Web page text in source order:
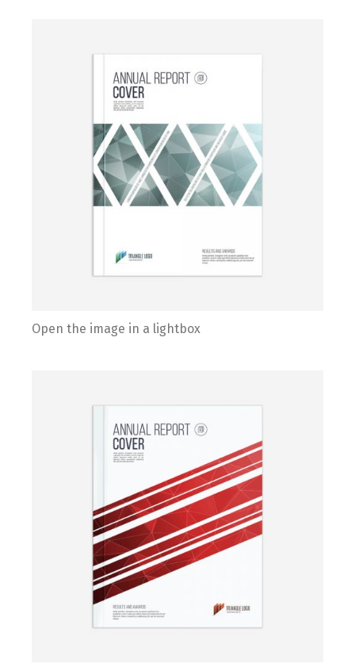
Open the image in a lightbox